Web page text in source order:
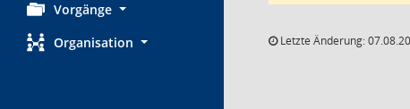
Vorgänge
Organisation
Letzte Änderung: